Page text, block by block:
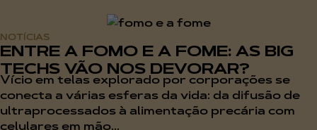
NOTÍCIAS
ENTRE A FOMO E A FOME: AS BIG
TECHS VÃO NOS DEVORAR?
Vício em telas explorado por corporações se
conecta a várias esferas da vida: da difusão de
ultraprocessados à alimentação precária com
celulares em mão...